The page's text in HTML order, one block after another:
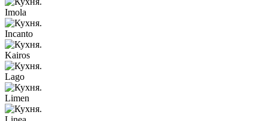
Imola
Incanto
Kairos
Lago
Limen